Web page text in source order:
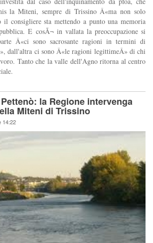
la Miteni, sempre di Trissino Â«ma non solo
il consigliere sta mettendo a punto una memoria
E cosÃ¬ in vallata la preoccupazione si
Â«ci sono sacrosante ragioni in termini di
dall'altra ci sono Â«le ragioni legittimeÂ» di chi
Tanto che la valle dell'Agno ritorna al centro
la Regione intervenga
Miteni di Trissino
14:22